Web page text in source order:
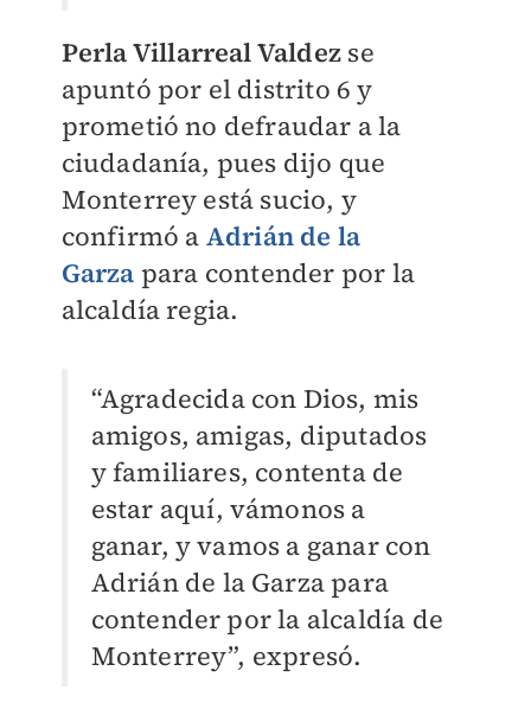
Perla Villarreal Valdez se
apuntó por el distrito 6 y
prometió no defraudar a la
ciudadanía, pues dijo que
Monterrey está sucio, y
confirmó a Adrián de la
Garza para contender por la
alcaldía regia.
“Agradecida con Dios, mis
amigos, amigas, diputados
y familiares, contenta de
estar aquí, vámonos a
ganar, y vamos a ganar con
Adrián de la Garza para
contender por la alcaldía de
Monterrey”, expresó.